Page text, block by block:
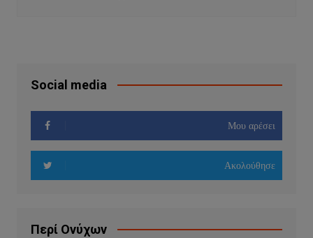
Social media
Μου αρέσει
Ακολούθησε
Περί Ονύχων